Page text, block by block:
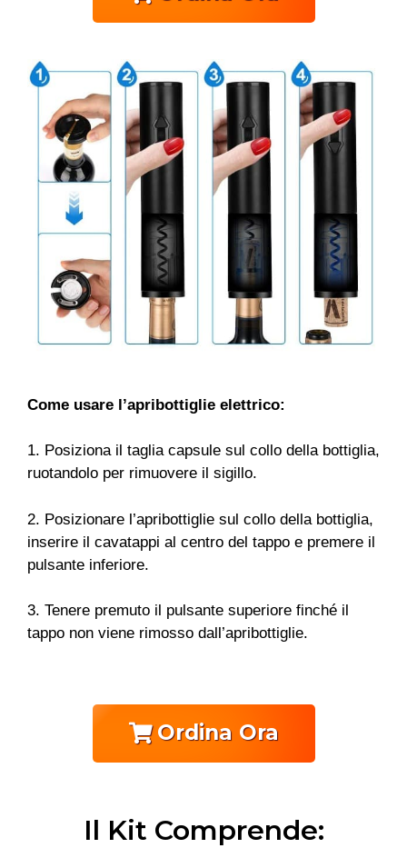
Come usare l’apribottiglie elettrico:
1. Posiziona il ​​taglia capsule sul collo della bottiglia,
ruotandolo per rimuovere il sigillo.
2. Posizionare l’apribottiglie sul collo della bottiglia,
inserire il cavatappi al centro del tappo e premere il
pulsante inferiore.
3. Tenere premuto il pulsante superiore finché il
tappo non viene rimosso dall’apribottiglie.
Ordina Ora
Il Kit Comprende: